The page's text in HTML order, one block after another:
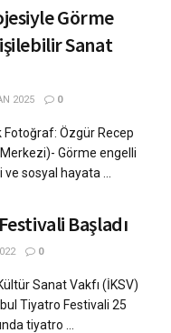
Görme
Sanat
2025 0
Fotoğraf: Özgür Recep
Görme engelli
sosyal hayata ...
Başladı
0
Sanat Vakfı (İKSV)
Tiyatro Festivali 25
tiyatro ...